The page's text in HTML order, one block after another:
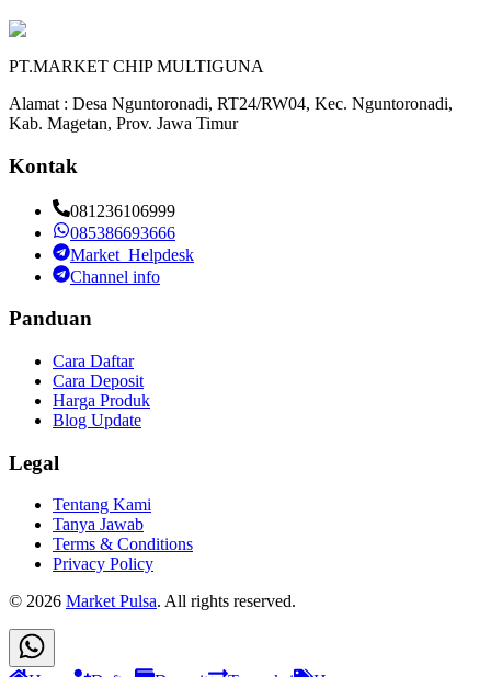
PT.MARKET CHIP MULTIGUNA
Alamat : Desa Nguntoronadi, RT24/RW04, Kec. Nguntoronadi,
Kab. Magetan, Prov. Jawa Timur
Kontak
081236106999
085386693666
Market_Helpdesk
Channel info
Panduan
Cara Daftar
Cara Deposit
Harga Produk
Blog Update
Legal
Tentang Kami
Tanya Jawab
Terms & Conditions
Privacy Policy
© 2026 Market Pulsa. All rights reserved.